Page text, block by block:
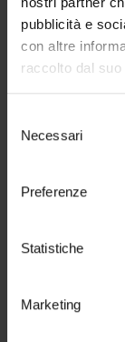
pubblicità e
con altre
raccolto dal
delNecessari
Preferenze
Statistiche
Marketing
Nazione
* Dopo